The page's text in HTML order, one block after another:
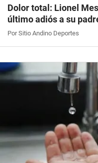
Dolor total: Lionel
último adiós a su
Por Sitio Andino Deportes